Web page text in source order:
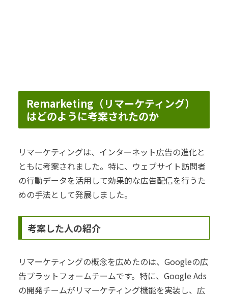
Remarketing（リマーケティング）
はどのように考案されたのか
リマーケティングは、インターネット広告の進化と
ともに考案されました。特に、ウェブサイト訪問者
の行動データを活用して効果的な広告配信を行うた
めの手法として発展しました。
考案した人の紹介
リマーケティングの概念を広めたのは、Googleの広
告プラットフォームチームです。特に、Google Ads
の開発チームがリマーケティング機能を実装し、広